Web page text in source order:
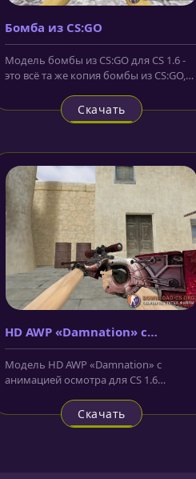
Бомба из CS:GO
Модель бомбы из CS:GO для CS 1.6 -
это всё та же копия бомбы из CS:GO,
Скачать
HD AWP «Damnation» с
анимацией осмотра
Модель HD AWP «Damnation» с
анимацией осмотра для CS 1.6
изображением,...Скачать